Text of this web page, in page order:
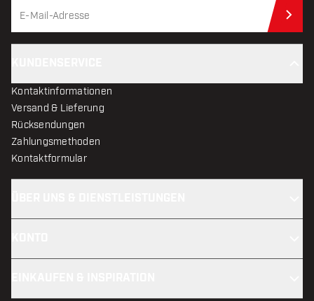
Kontaktinformationen
Versand & Lieferung
Rücksendungen
Zahlungsmethoden
Kontaktformular